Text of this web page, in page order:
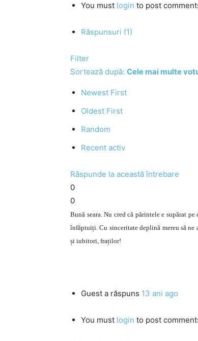
You must login to post
Răspunsuri (1)
Filter
Sortează după: Cele mai multe
Newest First
Oldest First
Random
Recent activ
Răspunde la această întrebare
0
0
Bună seara. Nu cred că părintele e supărat
înfăptuiți. Cu sinceritate deplină mereu să
și iubitori, fraților!
Guest a răspuns 13 ani ago
You must login to post